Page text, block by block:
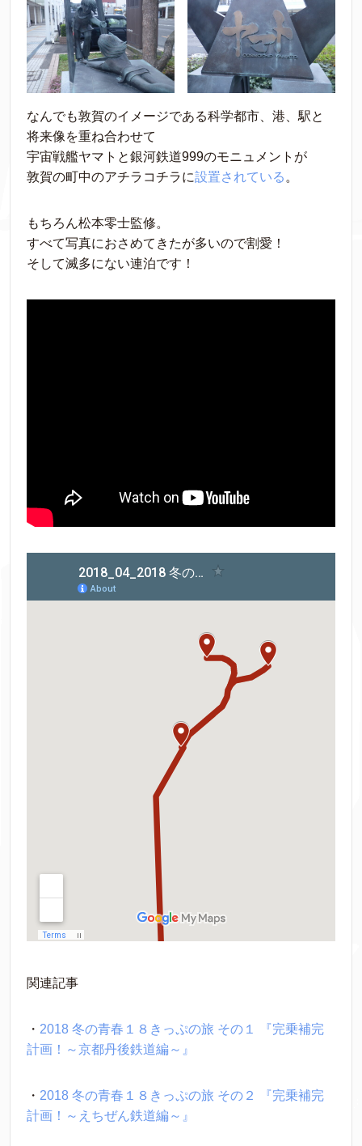
なんでも敦賀のイメージである科学都市、港、駅と
将来像を重ね合わせて
宇宙戦艦ヤマトと銀河鉄道999のモニュメントが
敦賀の町中のアチラコチラに設置されている 。
もちろん松本零士監修。
すべて写真におさめてきたが多いので割愛！
そして滅多にない連泊です！
関連記事
・ 2018 冬の青春１８きっぷの旅 その１ 『完乗補完
計画！～京都丹後鉄道編～』
・ 2018 冬の青春１８きっぷの旅 その２ 『完乗補完
計画！～えちぜん鉄道編～』